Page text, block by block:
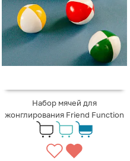
Набор мячей для
жонглирования Friend Function